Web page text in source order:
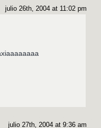
julio 26th, 2004 at 11:02 pm
julio 27th, 2004 at 9:36 am